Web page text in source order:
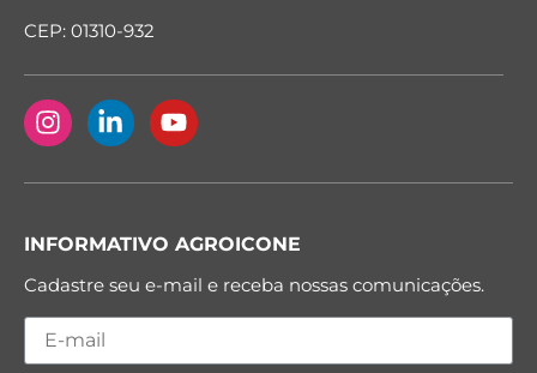
CEP: 01310-932
INFORMATIVO AGROICONE
Cadastre seu e-mail e receba nossas comunicações.